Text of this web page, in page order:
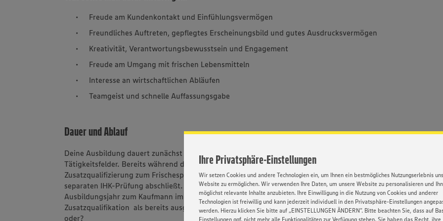
Ihre Privatsphäre-Einstellungen
Wir setzen Cookies und andere Technologien ein, um Ihnen ein bestmögliches Nutzungserlebnis
Website zu ermöglichen. Wir verwenden Ihre Daten, um unsere Website zu personalisieren und
möglichst relevante Inhalte anzubieten. Ihre Einwilligung in die Nutzung von Cookies und anderer
Technologien ist freiwillig und kann jederzeit individuell in den Privatsphäre-Einstellungen
werden. Hierzu klicken Sie bitte auf „EINSTELLUNGEN ÄNDERN”. Bitte beachten Sie, dass auf
Einstellungen ggf. nicht mehr alle Funktionalitäten zur Verfügung stehen. Sie haben das Recht, ihre
Freude am Kundenkontakt und Einfühlungsvermögen
Freundliches Auftreten, gepflegtes Erscheinungsbild und gutes Ausdrucksvermögen
Kreativität, Verantwortungsbewusstsein und Engagement
Freude am Umgang mit frischen Lebensmitteln
Interesse an wirtschaftlichen Abläufen
Teamgeist und schnelle Auffassungsgabe
Dauer und Ablauf
Deine Ausbildung dauert zunächst zwei Jahre. Dabei durchläufst du abwechslungsreiche
Tätigkeitsfelder. Bereits während deiner Ausbildung beginnst du überdies mit deiner
Zusatzqualifizierung zum Frischespezialist (IHK), die du dann nach drei Jahren mit einer
separaten IHK-Prüfung abschließt. Entweder indem du dann gleich auch noch das dritte
Ausbildungsjahr zum Kaufmann im Einzelhandel (m/w/d) dranhängst oder die
Zusatzqualifikation als bereits ausgelernter Verkäufer (m/w/d) ablegst. Ganz schön fresh,
oder?